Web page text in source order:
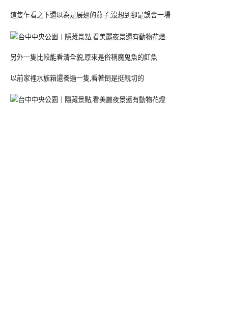
這隻乍看之下還以為是展翅的燕子,沒想到卻是誤會一場
另外一隻比較能看清全貌,原來是俗稱魔鬼魚的魟魚
以前家裡水族箱還養過一隻,看著倒是挺親切的